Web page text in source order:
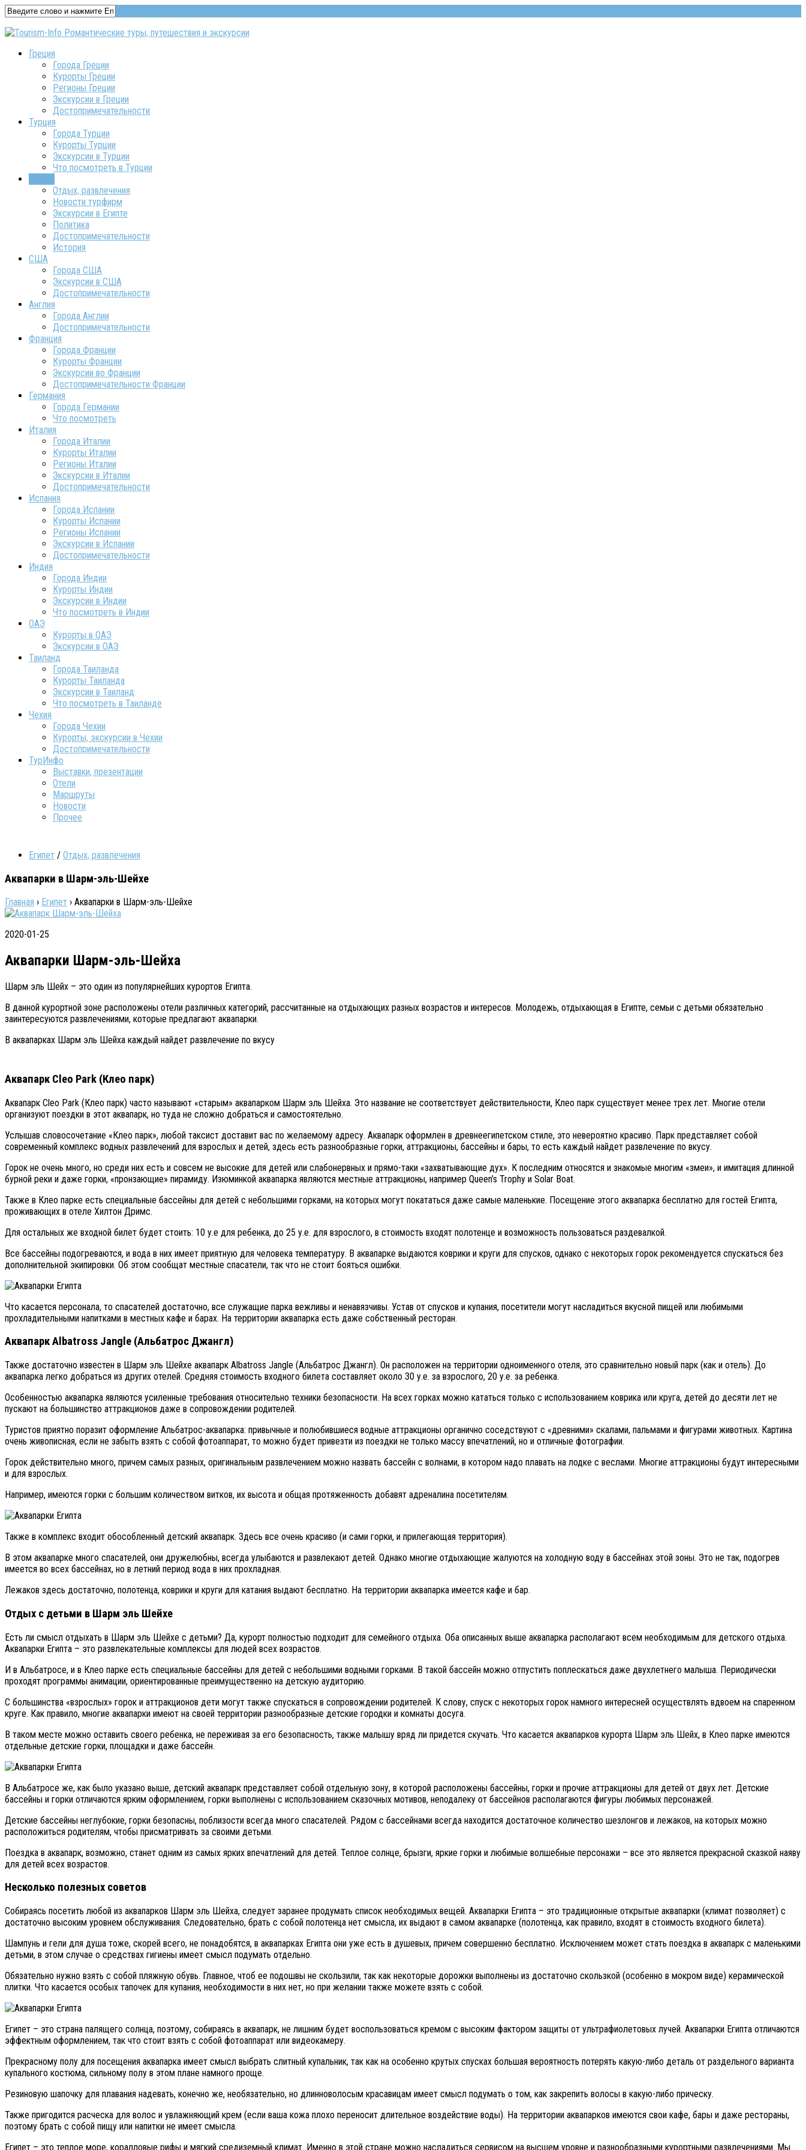
Греция
Города Греции
Курорты Греции
Регионы Греции
Экскурсии в Греции
Достопримечательности
Турция
Города Турции
Курорты Турции
Экскурсии в Турции
Что посмотреть в Турции
Отдых, развлечения
Новости турфирм
Экскурсии в Египте
Политика
Достопримечательности
История
США
Города США
Экскурсии в США
Достопримечательности
Англия
Города Англии
Достопримечательности
Франция
Города Франции
Курорты Франции
Экскурсии во Франции
Достопримечательности Франции
Германия
Города Германии
Что посмотреть
Италия
Города Италии
Курорты Италии
Регионы Италии
Экскурсии в Италии
Достопримечательности
Испания
Города Испании
Курорты Испании
Регионы Испании
Экскурсии в Испании
Достопримечательности
Индия
Города Индии
Курорты Индии
Экскурсии в Индии
Что посмотреть в Индии
ОАЭ
Курорты в ОАЭ
Экскурсии в ОАЭ
Таиланд
Города Таиланда
Курорты Таиланда
Экскурсии в Таиланд
Что посмотреть в Таиланде
Чехия
Города Чехии
Курорты, экскурсии в Чехии
Достопримечательности
ТурИнфо
Выставки, презентации
Отели
Маршруты
Новости
Прочее
Египет / Отдых, развлечения
Аквапарки в Шарм-эль-Шейхе
Главная › Египет › Аквапарки в Шарм-эль-Шейхе
2020-01-25
Аквапарки Шарм-эль-Шейха
Шарм эль Шейх – это один из популярнейших курортов Египта.
В данной курортной зоне расположены отели различных категорий, рассчитанные на отдыхающих разных возрастов и интересов. Молодежь, отдыхающая в Египте, семьи с детьми обязательно
заинтересуются развлечениями, которые предлагают аквапарки.
В аквапарках Шарм эль Шейха каждый найдет развлечение по вкусу
Аквапарк Cleo Park (Клео парк)
Аквапарк Cleo Park (Клео парк) часто называют «старым» аквапарком Шарм эль Шейха. Это название не соответствует действительности, Клео парк существует менее трех лет. Многие отели
организуют поездки в этот аквапарк, но туда не сложно добраться и самостоятельно.
Услышав словосочетание «Клео парк», любой таксист доставит вас по желаемому адресу. Аквапарк оформлен в древнеегипетском стиле, это невероятно красиво. Парк представляет собой
современный комплекс водных развлечений для взрослых и детей, здесь есть разнообразные горки, аттракционы, бассейны и бары, то есть каждый найдет развлечение по вкусу.
Горок не очень много, но среди них есть и совсем не высокие для детей или слабонервных и прямо-таки «захватывающие дух». К последним относятся и знакомые многим «змеи», и имитация длинной
бурной реки и даже горки, «пронзающие» пирамиду. Изюминкой аквапарка являются местные аттракционы, например Queen’s Trophy и Solar Boat.
Также в Клео парке есть специальные бассейны для детей с небольшими горками, на которых могут покататься даже самые маленькие. Посещение этого аквапарка бесплатно для гостей Египта,
проживающих в отеле Хилтон Дримс.
Для остальных же входной билет будет стоить: 10 у.е для ребенка, до 25 у.е. для взрослого, в стоимость входят полотенце и возможность пользоваться раздевалкой.
Все бассейны подогреваются, и вода в них имеет приятную для человека температуру. В аквапарке выдаются коврики и круги для спусков, однако с некоторых горок рекомендуется спускаться без
дополнительной экипировки. Об этом сообщат местные спасатели, так что не стоит бояться ошибки.
Что касается персонала, то спасателей достаточно, все служащие парка вежливы и ненавязчивы. Устав от спусков и купания, посетители могут насладиться вкусной пищей или любимыми
прохладительными напитками в местных кафе и барах. На территории аквапарка есть даже собственный ресторан.
Аквапарк Albatross Jangle (Альбатрос Джангл)
Также достаточно известен в Шарм эль Шейхе аквапарк Albatross Jangle (Альбатрос Джангл). Он расположен на территории одноименного отеля, это сравнительно новый парк (как и отель). До
аквапарка легко добраться из других отелей. Средняя стоимость входного билета составляет около 30 у.е. за взрослого, 20 у.е. за ребенка.
Особенностью аквапарка являются усиленные требования относительно техники безопасности. На всех горках можно кататься только с использованием коврика или круга, детей до десяти лет не
пускают на большинство аттракционов даже в сопровождении родителей.
Туристов приятно поразит оформление Альбатрос-аквапарка: привычные и полюбившиеся водные аттракционы органично соседствуют с «древними» скалами, пальмами и фигурами животных. Картина
очень живописная, если не забыть взять с собой фотоаппарат, то можно будет привезти из поездки не только массу впечатлений, но и отличные фотографии.
Горок действительно много, причем самых разных, оригинальным развлечением можно назвать бассейн с волнами, в котором надо плавать на лодке с веслами. Многие аттракционы будут интересными
и для взрослых.
Например, имеются горки с большим количеством витков, их высота и общая протяженность добавят адреналина посетителям.
Также в комплекс входит обособленный детский аквапарк. Здесь все очень красиво (и сами горки, и прилегающая территория).
В этом аквапарке много спасателей, они дружелюбны, всегда улыбаются и развлекают детей. Однако многие отдыхающие жалуются на холодную воду в бассейнах этой зоны. Это не так, подогрев
имеется во всех бассейнах, но в летний период вода в них прохладная.
Лежаков здесь достаточно, полотенца, коврики и круги для катания выдают бесплатно. На территории аквапарка имеется кафе и бар.
Отдых с детьми в Шарм эль Шейхе
Есть ли смысл отдыхать в Шарм эль Шейхе с детьми? Да, курорт полностью подходит для семейного отдыха. Оба описанных выше аквапарка располагают всем необходимым для детского отдыха.
Аквапарки Египта – это развлекательные комплексы для людей всех возрастов.
И в Альбатросе, и в Клео парке есть специальные бассейны для детей с небольшими водными горками. В такой бассейн можно отпустить поплескаться даже двухлетнего малыша. Периодически
проходят программы анимации, ориентированные преимущественно на детскую аудиторию.
С большинства «взрослых» горок и аттракционов дети могут также спускаться в сопровождении родителей. К слову, спуск с некоторых горок намного интересней осуществлять вдвоем на спаренном
круге. Как правило, многие аквапарки имеют на своей территории разнообразные детские городки и комнаты досуга.
В таком месте можно оставить своего ребенка, не переживая за его безопасность, также малышу вряд ли придется скучать. Что касается аквапарков курорта Шарм эль Шейх, в Клео парке имеются
отдельные детские горки, площадки и даже бассейн.
В Альбатросе же, как было указано выше, детский аквапарк представляет собой отдельную зону, в которой расположены бассейны, горки и прочие аттракционы для детей от двух лет. Детские
бассейны и горки отличаются ярким оформлением, горки выполнены с использованием сказочных мотивов, неподалеку от бассейнов располагаются фигуры любимых персонажей.
Детские бассейны неглубокие, горки безопасны, поблизости всегда много спасателей. Рядом с бассейнами всегда находится достаточное количество шезлонгов и лежаков, на которых можно
расположиться родителям, чтобы присматривать за своими детьми.
Поездка в аквапарк, возможно, станет одним из самых ярких впечатлений для детей. Теплое солнце, брызги, яркие горки и любимые волшебные персонажи – все это является прекрасной сказкой наяву
для детей всех возрастов.
Несколько полезных советов
Собираясь посетить любой из аквапарков Шарм эль Шейха, следует заранее продумать список необходимых вещей. Аквапарки Египта – это традиционные открытые аквапарки (климат позволяет) с
достаточно высоким уровнем обслуживания. Следовательно, брать с собой полотенца нет смысла, их выдают в самом аквапарке (полотенца, как правило, входят в стоимость входного билета).
Шампунь и гели для душа тоже, скорей всего, не понадобятся, в аквапарках Египта они уже есть в душевых, причем совершенно бесплатно. Исключением может стать поездка в аквапарк с маленькими
детьми, в этом случае о средствах гигиены имеет смысл подумать отдельно.
Обязательно нужно взять с собой пляжную обувь. Главное, чтоб ее подошвы не скользили, так как некоторые дорожки выполнены из достаточно скользкой (особенно в мокром виде) керамической
плитки. Что касается особых тапочек для купания, необходимости в них нет, но при желании также можете взять с собой.
Египет – это страна палящего солнца, поэтому, собираясь в аквапарк, не лишним будет воспользоваться кремом с высоким фактором защиты от ультрафиолетовых лучей. Аквапарки Египта отличаются
эффектным оформлением, так что стоит взять с собой фотоаппарат или видеокамеру.
Прекрасному полу для посещения аквапарка имеет смысл выбрать слитный купальник, так как на особенно крутых спусках большая вероятность потерять какую-либо деталь от раздельного варианта
купального костюма, сильному полу в этом плане намного проще.
Резиновую шапочку для плавания надевать, конечно же, необязательно, но длинноволосым красавицам имеет смысл подумать о том, как закрепить волосы в какую-либо прическу.
Также пригодится расческа для волос и увлажняющий крем (если ваша кожа плохо переносит длительное воздействие воды). На территории аквапарков имеются свои кафе, бары и даже рестораны,
поэтому брать с собой пищу или напитки не имеет смысла.
Египет – это теплое море, коралловые рифы и мягкий средиземный климат. Именно в этой стране можно насладиться сервисом на высшем уровне и разнообразными курортными развлечениями. Мы